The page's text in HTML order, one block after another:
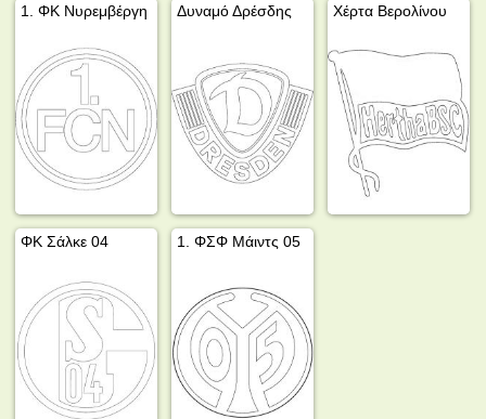
1. ΦΚ Νυρεμβέργη Δυναμό Δρέσδης Χέρτα Βερολίνου
ΦΚ Σάλκε 04 1. ΦΣΦ Μάιντς 05